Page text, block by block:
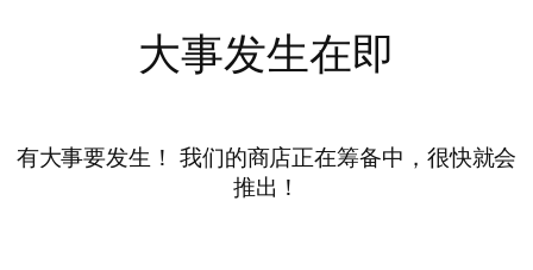
大事发生在即
有大事要发生！ 我们的商店正在筹备中，很快就会
推出！